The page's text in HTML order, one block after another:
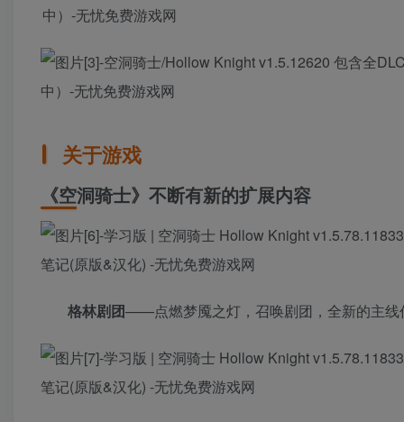
关于游戏
《空洞骑士》不断有新的扩展内容
格林剧团——点燃梦魇之灯，召唤剧团，全新的主线